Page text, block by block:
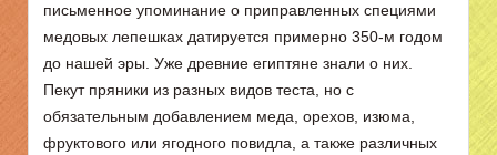
письменное упоминание о приправленных специями
медовых лепешках датируется примерно 350-м годом
до нашей эры. Уже древние египтяне знали о них.
Пекут пряники из разных видов теста, но с
обязательным добавлением меда, орехов, изюма,
фруктового или ягодного повидла, а также различных